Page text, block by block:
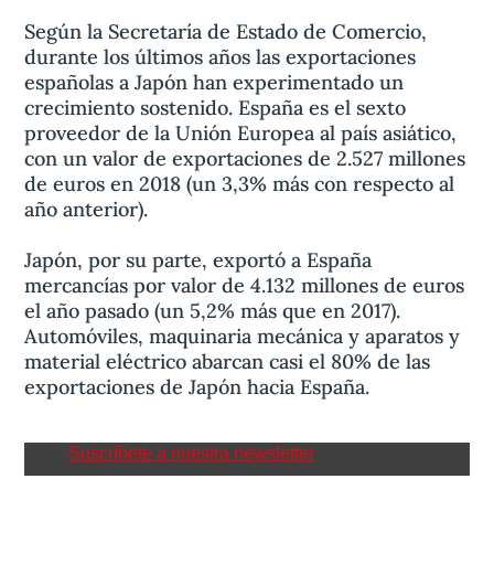
Según la Secretaría de Estado de Comercio,
durante los últimos años las exportaciones
españolas a Japón han experimentado un
crecimiento sostenido. España es el sexto
proveedor de la Unión Europea al país asiático,
con un valor de exportaciones de 2.527 millones
de euros en 2018 (un 3,3% más con respecto al
año anterior).
Japón, por su parte, exportó a España
mercancías por valor de 4.132 millones de euros
el año pasado (un 5,2% más que en 2017).
Automóviles, maquinaria mecánica y aparatos y
material eléctrico abarcan casi el 80% de las
exportaciones de Japón hacia España.
Suscríbete a nuestra newsletter